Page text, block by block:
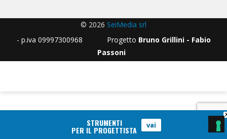
© 2026 SeiMedia srl
- p.iva 09997300968 Progetto Bruno Grillini - Fabio
Passoni
STRUMENTI
PER IL PROGETTISTA vai